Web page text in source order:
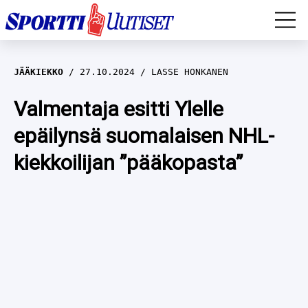
EM-YLEISURHEILU
JÄÄKIEKKO
YLEISURHEILU
WILMA HELTELÄ
TALVILAJIT
JÄÄKIEKKO 27.10.2024 LASSE HONKANEN
Valmentaja esitti Ylelle
epäilynsä suomalaisen NHL-
kiekkoilijan ”pääkopasta”